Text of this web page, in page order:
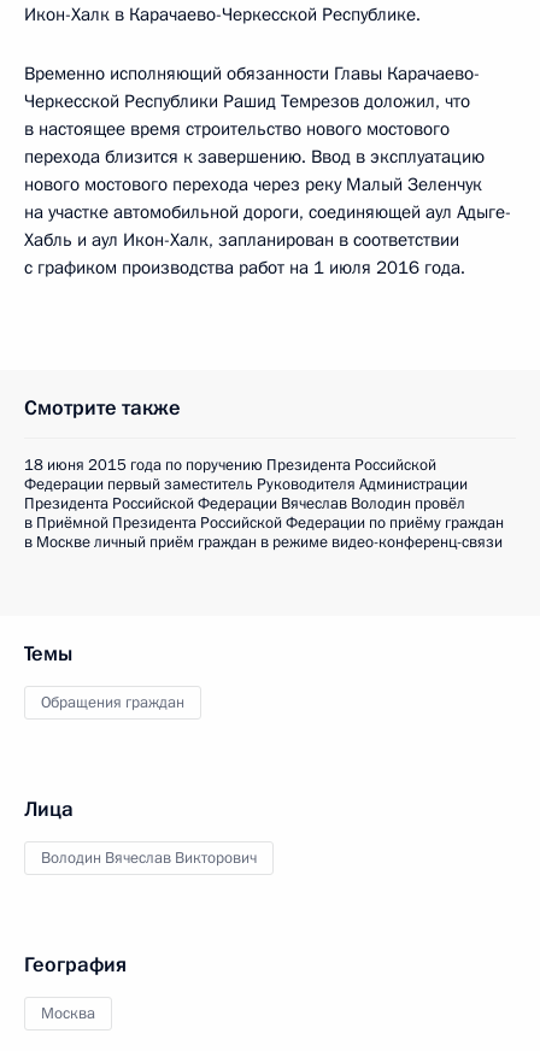
Икон-Халк в Карачаево-Черкесской Республике.
Временно исполняющий обязанности Главы Карачаево-
Черкесской Республики Рашид Темрезов доложил, что
в настоящее время строительство нового мостового
перехода близится к завершению. Ввод в эксплуатацию
нового мостового перехода через реку Малый Зеленчук
на участке автомобильной дороги, соединяющей аул Адыге-
Хабль и аул Икон-Халк, запланирован в соответствии
с графиком производства работ на 1 июля 2016 года.
Смотрите также
18 июня 2015 года по поручению Президента Российской
Федерации первый заместитель Руководителя Администрации
Президента Российской Федерации Вячеслав Володин провёл
в Приёмной Президента Российской Федерации по приёму граждан
в Москве личный приём граждан в режиме видео-конференц-связи
Темы
Обращения граждан
Лица
Володин Вячеслав Викторович
География
Москва